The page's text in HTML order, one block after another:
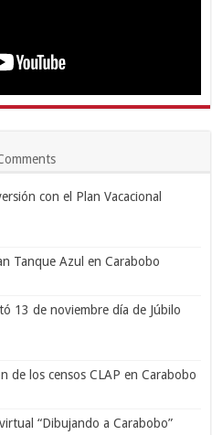
con el Plan Vacacional
Tanque Azul en Carabobo
13 de noviembre día de Júbilo
de los censos CLAP en Carabobo
“Dibujando a Carabobo”